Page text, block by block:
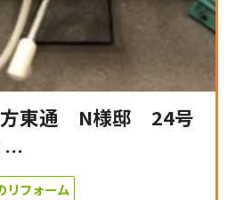
東通 N様邸 24号
…
リフォーム